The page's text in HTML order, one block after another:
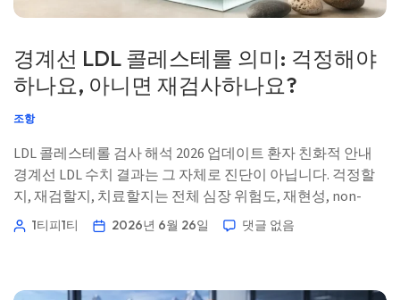
경계선 LDL 콜레스테롤 의미: 걱정해야
하나요, 아니면 재검사하나요?
조항
LDL 콜레스테롤 검사 해석 2026 업데이트 환자 친화적 안내
경계선 LDL 수치 결과는 그 자체로 진단이 아닙니다. 걱정할
지, 재검할지, 치료할지는 전체 심장 위험도, 재현성, non-
HDL 콜레스테롤, ApoB, 중성지방, 그리고 개인의 병력에 따
1티피1티 2026년 6월 26일 댓글 없음